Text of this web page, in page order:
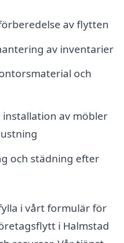
av flytten
av inventarier
och
av möbler
och städning efter
i vårt formulär för
i Halmstad